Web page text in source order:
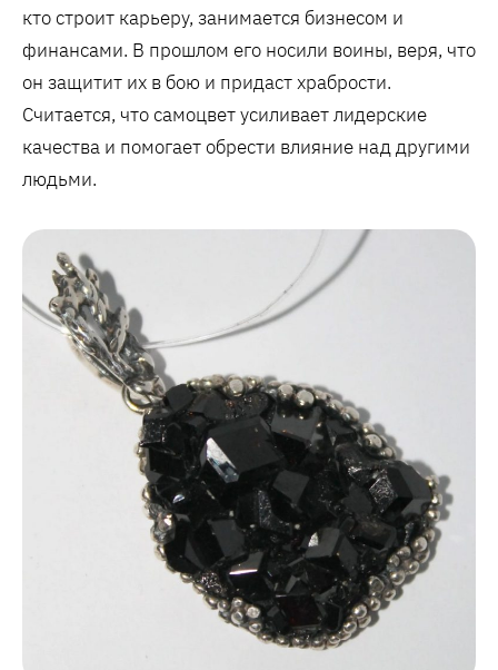
кто строит карьеру, занимается бизнесом и
финансами. В прошлом его носили воины, веря, что
он защитит их в бою и придаст храбрости.
Считается, что самоцвет усиливает лидерские
качества и помогает обрести влияние над другими
людьми.